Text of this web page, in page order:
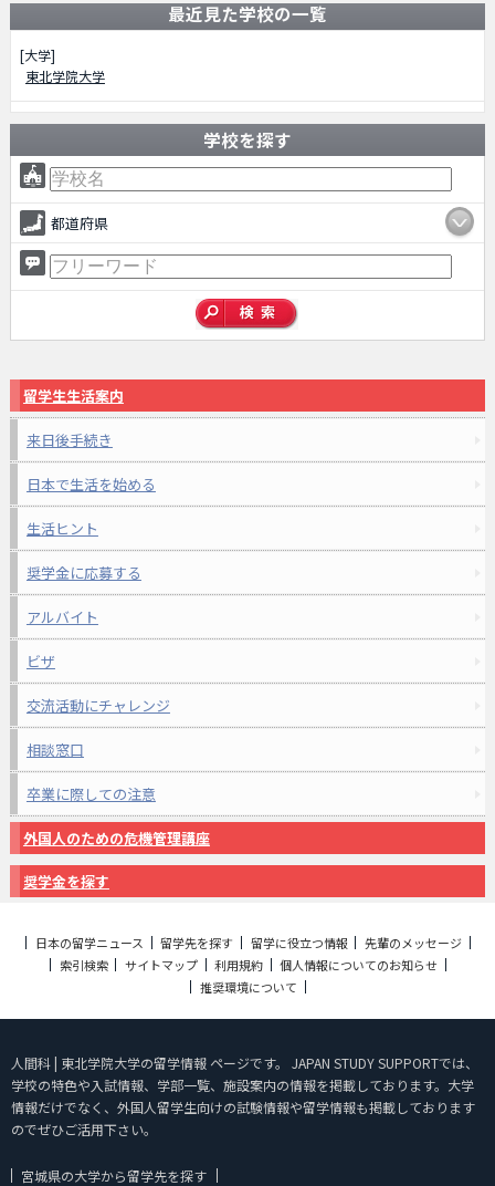
最近見た学校の一覧
[大学]
東北学院大学
学校を探す
都道府県
留学生生活案内
来日後手続き
日本で生活を始める
生活ヒント
奨学金に応募する
アルバイト
ビザ
交流活動にチャレンジ
相談窓口
卒業に際しての注意
外国人のための危機管理講座
奨学金を探す
日本の留学ニュース 留学先を探す 留学に役立つ情報
先輩のメッセージ
索引検索
サイトマップ 利用規約
個人情報についてのお知らせ
推奨環境について
人間科 | 東北学院大学の留学情報 ページです。 JAPAN STUDY SUPPORTでは、
学校の特色や入試情報、学部一覧、施設案内の情報を掲載しております。大学
情報だけでなく、外国人留学生向けの試験情報や留学情報も掲載しております
のでぜひご活用下さい。
宮城県の大学から留学先を探す